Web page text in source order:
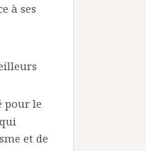
à ses
pour le
et de